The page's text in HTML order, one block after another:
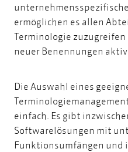
ermöglichen es allen
Terminologie
neuer Benennungen
Die Auswahl eines
einfach. Es gibt
Softwarelösungen mit
Funktionsumfängen und